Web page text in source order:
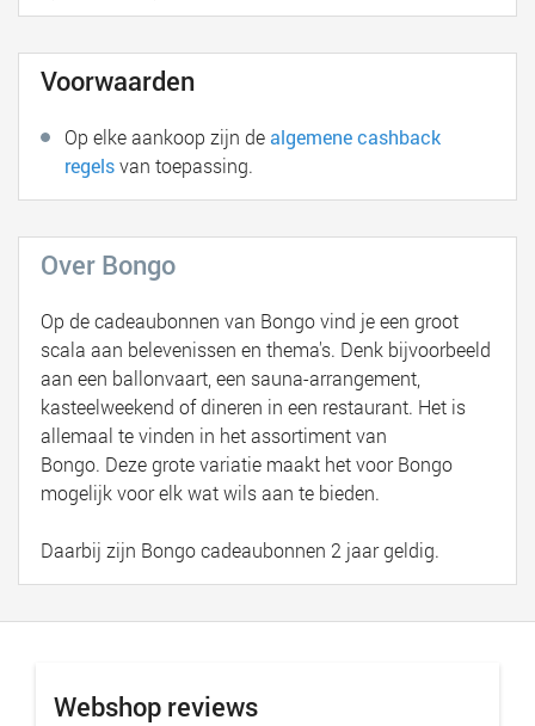
Voorwaarden
Op elke aankoop zijn dealgemene cashback
regelsvan toepassing.
Over Bongo
Op de cadeaubonnen van Bongo vind je een groot
scala aan belevenissen en thema's. Denk bijvoorbeeld
aan een ballonvaart, een sauna-arrangement,
kasteelweekend of dineren in een restaurant. Het is
allemaal te vinden in het assortiment van
Bongo. Deze grote variatie maakt het voor Bongo
mogelijk voor elk wat wils aan te bieden.
Daarbij zijn Bongo cadeaubonnen 2 jaar geldig.
Webshop reviews